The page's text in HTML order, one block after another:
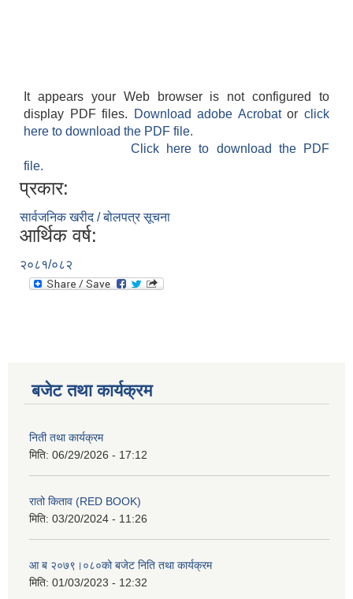
It appears your Web browser is not configured to
display PDF files.
Download adobe Acrobatorclick
here to download the PDF file.
Click here to download the PDF
file.
प्रकार:
सार्वजनिक खरीद / बोलपत्र सूचना
आर्थिक वर्ष:
२०८१/०८२
बजेट तथा कार्यक्रम
निती तथा कार्यक्रम
मिति: 06/29/2026 - 17:12
रातो किताव (RED BOOK)
मिति: 03/20/2024 - 11:26
आ ब २०७९।०८०को बजेट निति तथा कार्यक्रम
मिति: 01/03/2023 - 12:32